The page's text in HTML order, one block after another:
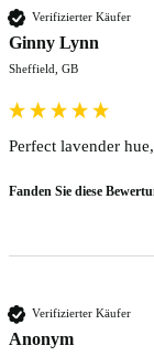
Verifizierter Käufer
Ginny Lynn
Sheffield, GB
Perfect lavender
Fanden Sie diese
Verifizierter Käufer
Anonym